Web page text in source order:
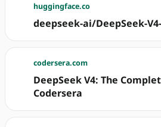
huggingface.co
deepseek-ai/DeepSeek-
codersera.com
DeepSeek V4: The
Codersera